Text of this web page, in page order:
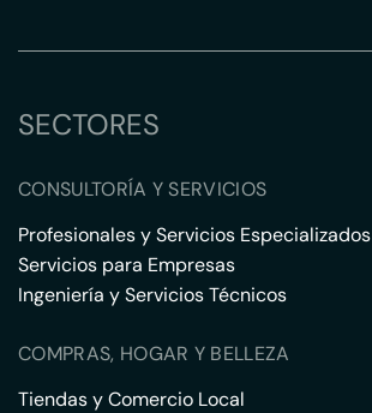
SECTORES
CONSULTORÍA Y SERVICIOS
Profesionales y Servicios Especializados
Servicios para Empresas
Ingeniería y Servicios Técnicos
COMPRAS, HOGAR Y BELLEZA
Tiendas y Comercio Local